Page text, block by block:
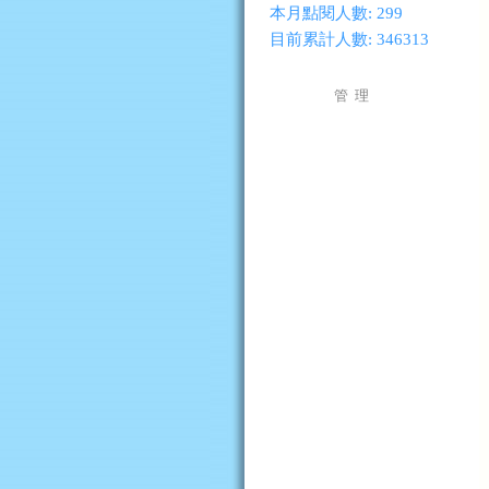
本月點閱人數: 299
目前累計人數: 346313
管 理